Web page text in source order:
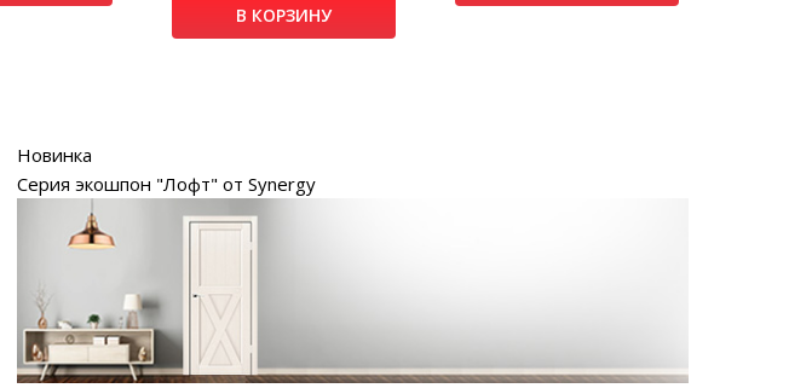
В КОРЗИНУ
Новинка
Серия экошпон "Лофт" от Synergy